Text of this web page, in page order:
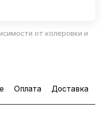
от колеровки и
Оплата Доставка